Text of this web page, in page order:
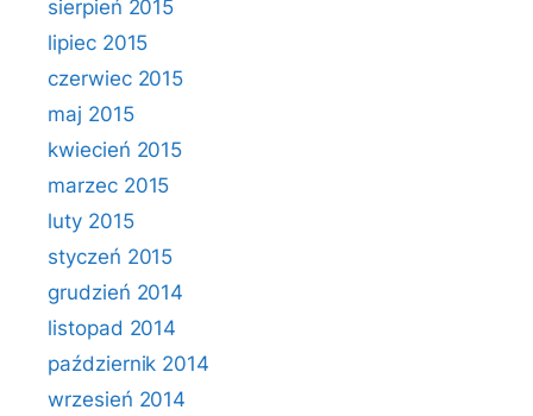
sierpień 2015
lipiec 2015
czerwiec 2015
maj 2015
kwiecień 2015
marzec 2015
luty 2015
styczeń 2015
grudzień 2014
listopad 2014
październik 2014
wrzesień 2014